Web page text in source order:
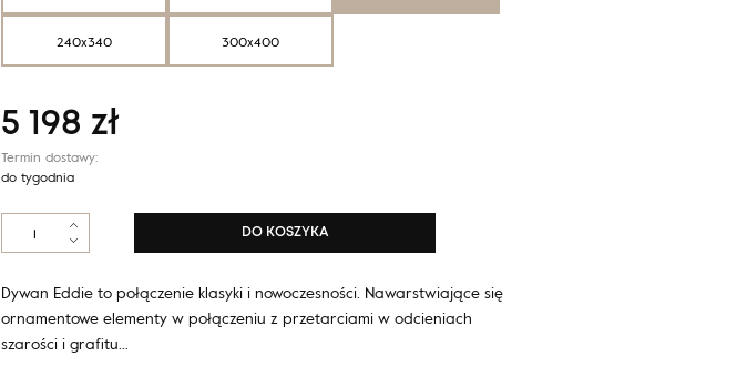
240x340 300x400
5 198 zł
Termin dostawy:
do tygodnia
ilość
Calisia
grafit
DO KOSZYKA
Dywan Eddie to połączenie klasyki i nowoczesności. Nawarstwiające się
ornamentowe elementy w połączeniu z przetarciami w odcieniach
szarości i grafitu…